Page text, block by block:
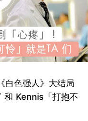
白色强人》大结局
和 Kennis「打抱不